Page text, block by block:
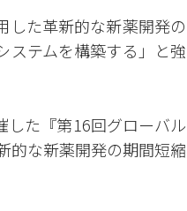
した革新的な新薬開発の
ステムを構築する」と強
した『第16回グローバル
的な新薬開発の期間短縮